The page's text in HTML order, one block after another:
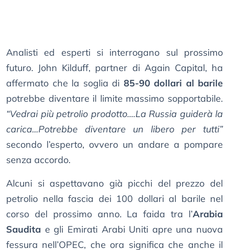
Analisti ed esperti si interrogano sul prossimo
futuro. John Kilduff, partner di Again Capital, ha
affermato che la soglia di 85-90 dollari al barile
potrebbe diventare il limite massimo sopportabile.
“Vedrai più petrolio prodotto....La Russia guiderà la
carica...Potrebbe diventare un libero per tutti”
secondo l’esperto, ovvero un andare a pompare
senza accordo.
Alcuni si aspettavano già picchi del prezzo del
petrolio nella fascia dei 100 dollari al barile nel
corso del prossimo anno. La faida tra l’Arabia
Saudita e gli Emirati Arabi Uniti apre una nuova
fessura nell’OPEC, che ora significa che anche il